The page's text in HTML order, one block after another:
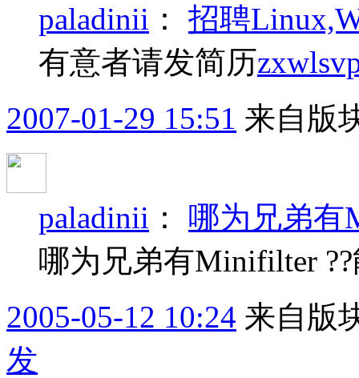
paladinii ： 招聘
有意者请发简历
2007-01-29 15:51 来自版
paladinii ： 哪为兄弟有
哪为兄弟有Minifilter
2005-05-12 10:24 来自版
发